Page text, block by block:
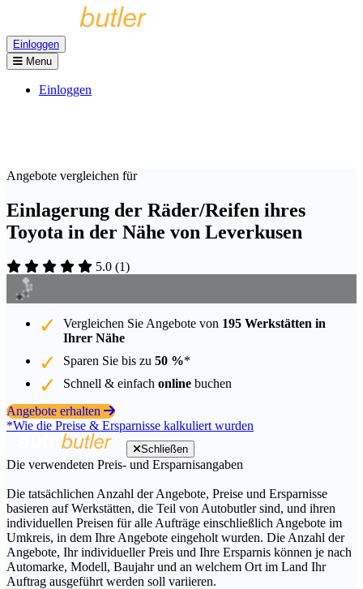
Einloggen
Menu
Einloggen
Angebote vergleichen für
Einlagerung der Räder/Reifen ihres
Toyota in der Nähe von Leverkusen
5.0 (1)
Vergleichen Sie Angebote von 195 Werkstätten in
Ihrer Nähe
Sparen Sie bis zu 50 %*
Schnell & einfach online buchen
Angebote erhalten
*Wie die Preise & Ersparnisse kalkuliert wurden
Schließen
Die verwendeten Preis- und Ersparnisangaben
Die tatsächlichen Anzahl der Angebote, Preise und Ersparnisse
basieren auf Werkstätten, die Teil von Autobutler sind, und ihren
individuellen Preisen für alle Aufträge einschließlich Angebote im
Umkreis, in dem Ihre Angebote eingeholt wurden. Die Anzahl der
Angebote, Ihr individueller Preis und Ihre Ersparnis können je nach
Automarke, Modell, Baujahr und an welchem Ort im Land Ihr
Auftrag ausgeführt werden soll variieren.